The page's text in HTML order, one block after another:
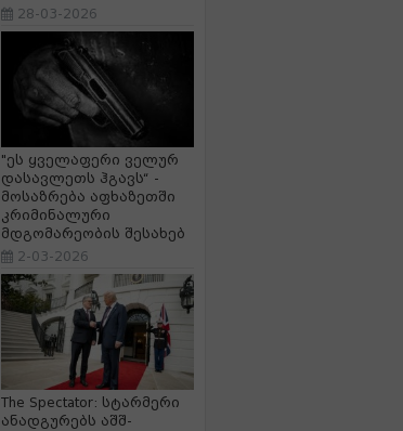
28-03-2026
"ეს ყველაფერი ველურ
დასავლეთს ჰგავს“ -
მოსაზრება აფხაზეთში
კრიმინალური
მდგომარეობის შესახებ
2-03-2026
The Spectator: სტარმერი
ანადგურებს აშშ-